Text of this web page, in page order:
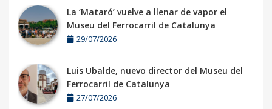
La ‘Mataró’ vuelve a llenar de vapor el
Museu del Ferrocarril de Catalunya
29/07/2026
Luis Ubalde, nuevo director del Museu del
Ferrocarril de Catalunya
27/07/2026